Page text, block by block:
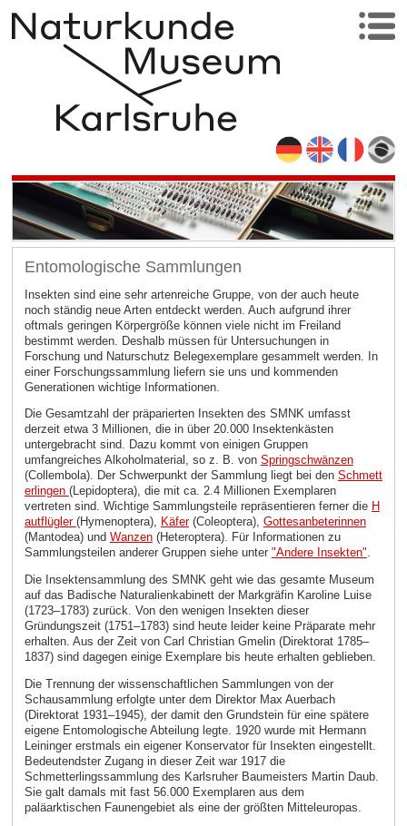
Entomologische Sammlungen
Insekten sind eine sehr artenreiche Gruppe, von der auch heute
noch ständig neue Arten entdeckt werden. Auch aufgrund ihrer
oftmals geringen Körpergröße können viele nicht im Freiland
bestimmt werden. Deshalb müssen für Untersuchungen in
Forschung und Naturschutz Belegexemplare gesammelt werden. In
einer Forschungssammlung liefern sie uns und kommenden
Generationen wichtige Informationen.
Die Gesamtzahl der präparierten Insekten des SMNK umfasst
derzeit etwa 3 Millionen, die in über 20.000 Insektenkästen
untergebracht sind. Dazu kommt von einigen Gruppen
umfangreiches Alkoholmaterial, so z. B. von Springschwänzen
(Collembola). Der Schwerpunkt der Sammlung liegt bei den Schmett
erlingen (Lepidoptera), die mit ca. 2.4 Millionen Exemplaren
vertreten sind. Wichtige Sammlungsteile repräsentieren ferner die H
autflügler (Hymenoptera), Käfer(Coleoptera), Gottesanbeterinnen
(Mantodea) und Wanzen(Heteroptera). Für Informationen zu
Sammlungsteilen anderer Gruppen siehe unter "Andere Insekten".
Die Insektensammlung des SMNK geht wie das gesamte Museum
auf das Badische Naturalienkabinett der Markgräfin Karoline Luise
(1723–1783) zurück. Von den wenigen Insekten dieser
Gründungszeit (1751–1783) sind heute leider keine Präparate mehr
erhalten. Aus der Zeit von Carl Christian Gmelin (Direktorat 1785–
1837) sind dagegen einige Exemplare bis heute erhalten geblieben.
Die Trennung der wissenschaftlichen Sammlungen von der
Schausammlung erfolgte unter dem Direktor Max Auerbach
(Direktorat 1931–1945), der damit den Grundstein für eine spätere
eigene Entomologische Abteilung legte. 1920 wurde mit Hermann
Leininger erstmals ein eigener Konservator für Insekten eingestellt.
Bedeutendster Zugang in dieser Zeit war 1917 die
Schmetterlingssammlung des Karlsruher Baumeisters Martin Daub.
Sie galt damals mit fast 56.000 Exemplaren aus dem
paläarktischen Faunengebiet als eine der größten Mitteleuropas.